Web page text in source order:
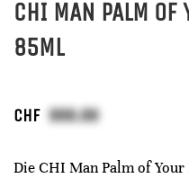
CHI MAN PALM OF
85ML
CHF
Die CHI Man Palm of